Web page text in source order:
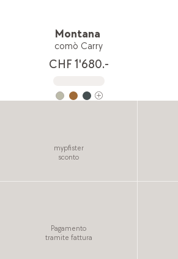
Montana
comò Carry
CHF 1'680.-
mypfister
sconto
Pagamento
tramite fattura